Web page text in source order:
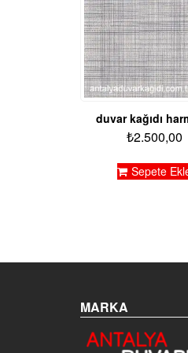
duvar kağıdı
₺2.500,00
Sepete
MARKA